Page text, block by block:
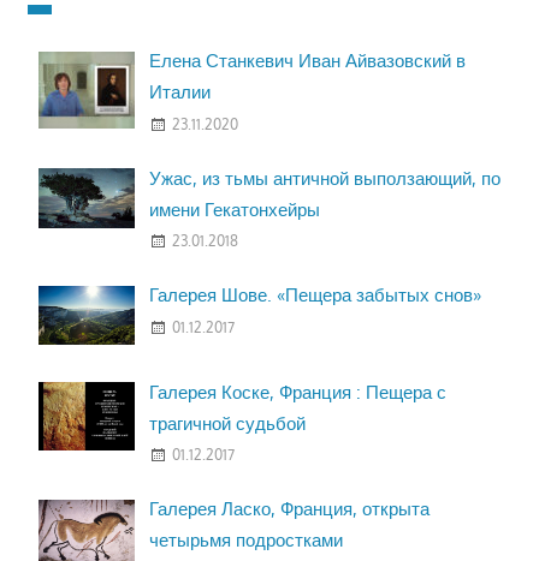
Елена Станкевич Иван Айвазовский в
Италии
23.11.2020
Ужас, из тьмы античной выползающий, по
имени Гекатонхейры
23.01.2018
Галерея Шове. «Пещера забытых снов»
01.12.2017
Галерея Коске, Франция : Пещера с
трагичной судьбой
01.12.2017
Галерея Ласко, Франция, открыта
четырьмя подростками